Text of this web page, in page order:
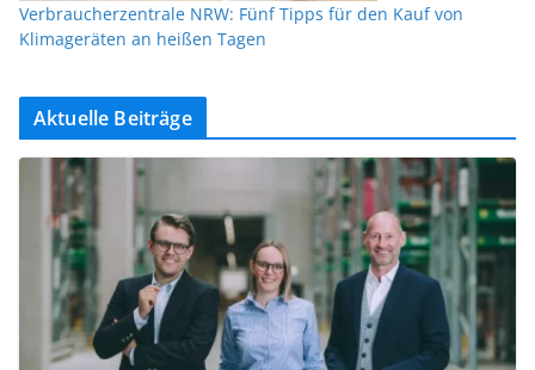
Verbraucherzentrale NRW: Fünf Tipps für den Kauf von
Klimageräten an heißen Tagen
Aktuelle Beiträge